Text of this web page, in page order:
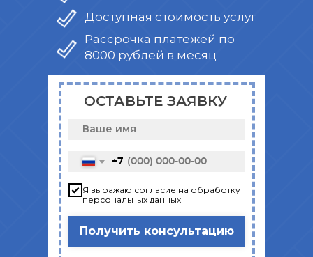
Доступная стоимость услуг
Рассрочка платежей по
8000 рублей в месяц
+7
Я выражаю согласие на обработку
персональных данных
Получить консультацию
ОСТАВЬТЕ ЗАЯВКУ